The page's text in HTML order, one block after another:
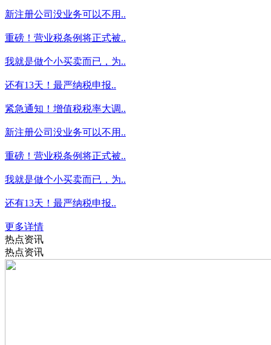
新注册公司没业务可以不用..
重磅！营业税条例将正式被..
我就是做个小买卖而已，为..
还有13天！最严纳税申报..
紧急通知！增值税税率大调..
新注册公司没业务可以不用..
重磅！营业税条例将正式被..
我就是做个小买卖而已，为..
还有13天！最严纳税申报..
更多详情
热点资讯
热点资讯